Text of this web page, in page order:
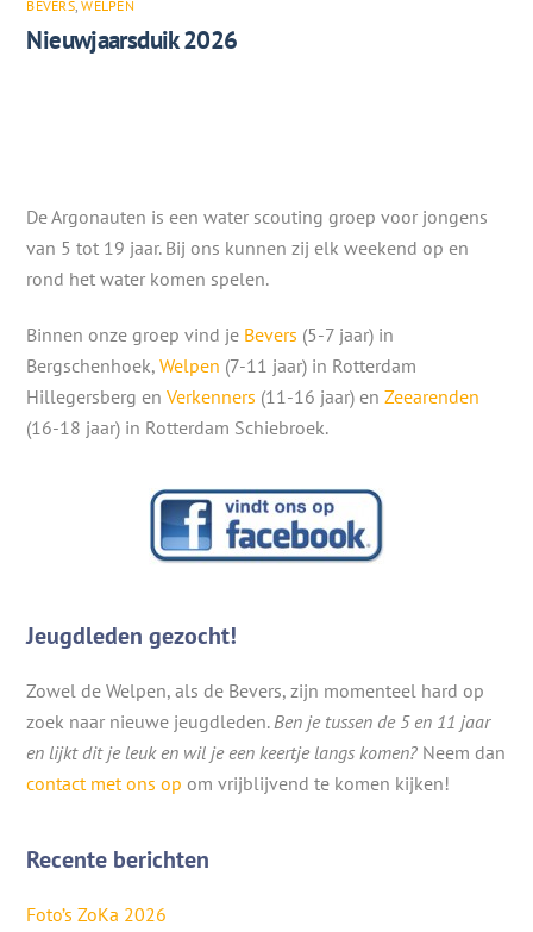
BEVERS,WELPEN
Nieuwjaarsduik 2026
De Argonauten is een water scouting groep voor jongens
van 5 tot 19 jaar. Bij ons kunnen zij elk weekend op en
rond het water komen spelen.
Binnen onze groep vind je Bevers (5-7 jaar) in
Bergschenhoek,Welpen (7-11 jaar) in Rotterdam
Hillegersberg enVerkenners (11-16 jaar) enZeearenden
(16-18 jaar) in Rotterdam Schiebroek.
Jeugdleden gezocht!
Zowel de Welpen, als de Bevers, zijn momenteel hard op
zoek naar nieuwe jeugdleden. Ben je tussen de 5 en 11 jaar
en lijkt dit je leuk en wil je een keertje langs komen? Neem dan
contact met ons op om vrijblijvend te komen kijken!
Recente berichten
Foto’s ZoKa 2026